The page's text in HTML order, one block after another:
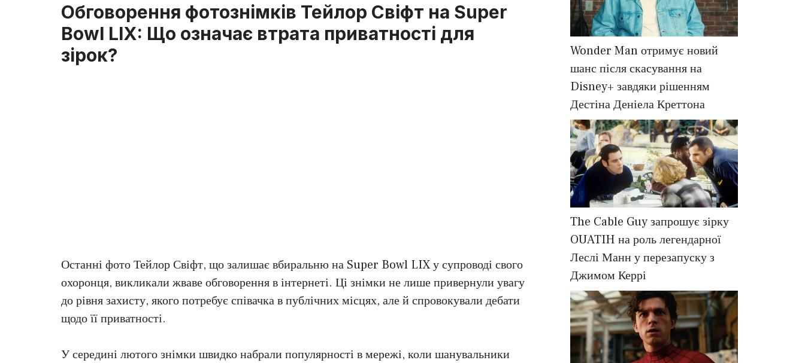
Обговорення фотознімків Тейлор Свіфт на Super
Bowl LIX: Що означає втрата приватності для
зірок?
Останні фото Тейлор Свіфт, що залишає вбиральню на Super Bowl LIX у супроводі свого
охоронця, викликали жваве обговорення в інтернеті. Ці знімки не лише привернули увагу
до рівня захисту, якого потребує співачка в публічних місцях, але й спровокували дебати
щодо її приватності.
У середині лютого знімки швидко набрали популярності в мережі, коли шанувальники
Wonder Man отримує новий
шанс після скасування на
Disney+ завдяки рішенням
Дестіна Деніела Креттона
The Cable Guy запрошує зірку
OUATIH на роль легендарної
Леслі Манн у перезапуску з
Джимом Керрі